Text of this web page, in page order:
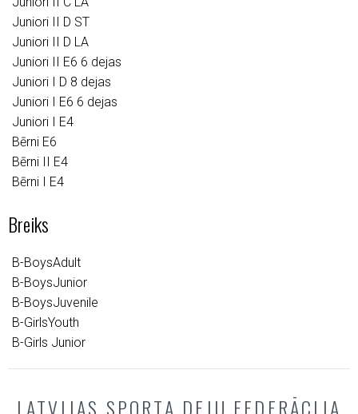
Juniori II D ST
Juniori II D LA
Juniori II E6 6 dejas
Juniori I D 8 dejas
Juniori I E6 6 dejas
Juniori I E4
Bērni E6
Bērni II E4
Bērni I E4
Breiks
B-BoysAdult
B-BoysJunior
B-BoysJuvenile
B-GirlsYouth
B-Girls Junior
LATVIJAS SPORTA DEJU FEDERĀCIJA